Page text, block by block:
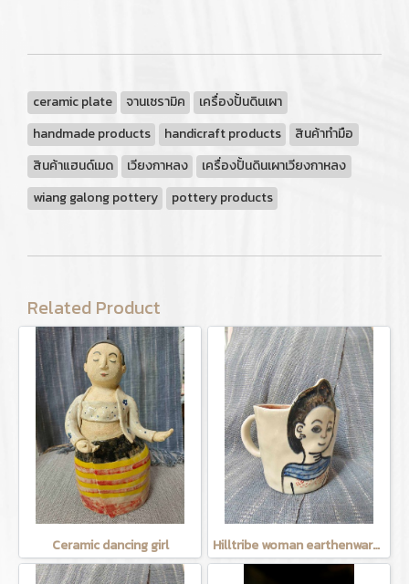
ceramic plate จานเซรามิค
เครื่องปั้นดินเผา
handmade products
handicraft products
สินค้าทำมือ
สินค้าแฮนด์เมด
เวียงกาหลง
เครื่องปั้นดินเผาเวียงกาหลง
wiang galong pottery
pottery products
Related Product
Ceramic dancing girl Hilltribe woman earthenware mug